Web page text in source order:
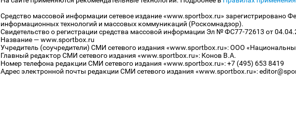
Средство массовой информации сетевое издание «www.sportbox.ru» зарегистрировано
информационных технологий и массовых коммуникаций (Роскомнадзор).
Свидетельство о регистрации средства массовой информации Эл № ФС77-72613 от
Название — www.sportbox.ru
Учредитель (соучредители) СМИ сетевого издания «www.sportbox.ru»: ООО
Главный редактор СМИ сетевого издания «www.sportbox.ru»: Конов В.А.
Номер телефона редакции СМИ сетевого издания «www.sportbox.ru»: +7 (495) 653 8419
Адрес электронной почты редакции СМИ сетевого издания «www.sportbox.ru»: